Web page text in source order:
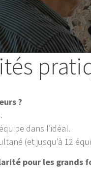
?
dans l’idéal.
(et jusqu’à 12
pour les grands